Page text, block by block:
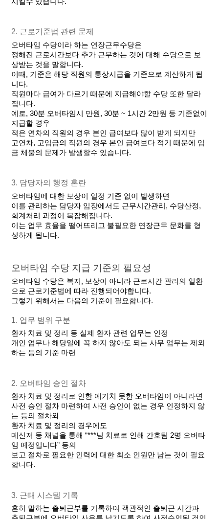
2. 근로기준법 관련 문제
오버타임 수당이라 하는 연장근무수당은
정해진 근로시간보다 추가 근무하는 것에 대해 수당으로 보
상받는 것을 말합니다.
이때, 기준은 해당 직원의 통상시급을 기준으로 계산하게 됩
니다.
직원마다 급여가 다르기 때문에 지급해야할 수당 또한 달라
집니다.
예로, 30분 오버타임시 만원, 30분 ~ 1시간 2만원 등 기준없이
지급할 경우
적은 연차의 직원의 경우 본인 급여보다 많이 받게 되지만
고연차, 고임금의 직원의 경우 본인 급여보다 적기 때문에 임
금 체불의 문제가 발생할수 있습니다.
3. 담당자의 행정 혼란
오버타임에 대한 보상이 일정 기준 없이 발생하면
이를 관리하는 담당자 입장에서도 근무시간관리, 수당산정,
회계처리 과정이 복잡해집니다.
이는 업무 효율을 떨어뜨리고 불필요한 연장근무 문화를 형
성하게 됩니다.
오버타임 수당 지급 기준의 필요성
오버타임 수당은 복지, 보상이 아니라 근로시간 관리의 일환
으로 근로기준법에 따라 진행되어야합니다.
그렇기 위해서는 다음의 기준이 필요합니다.
1. 업무 범위 구분
환자 치료 및 정리 등 실제 환자 관련 업무는 인정
개인 업무나 해당일에 꼭 하지 않아도 되는 사무 업무는 제외
하는 등의 기준 마련
2. 오버타임 승인 절차
환자 치료 및 정리로 인한 예기치 못한 오버타임이 아니라면
사전 승인 절차 마련하여 사전 승인이 없는 경우 인정하지 않
는 등의 절차와
환자 치료 및 정리의 경우에도
메신저 등 채널을 통해 “***님 치료로 인해 간호팀 2명 오버타
임 예정입니다” 등의
보고 절차로 필요한 인력에 대한 최소 인원만 남는 것이 필요
합니다.
3. 근태 시스템 기록
흔히 말하는 출퇴근부를 기록하여 객관적인 출퇴근 시간과